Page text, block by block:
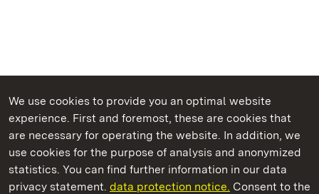
We use cookies to provide you an optimal website
experience. First and foremost, these are cookies that
are necessary for operating the website. In addition, we
use cookies for the purpose of analysis and anonymized
statistics. You can find further information in our data
privacy statement. data protection notice. Consent to the
State Palaces and Gardens of Baden-Wuerttemberg